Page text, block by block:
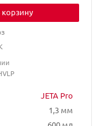
JETA Pro
1,3 мм
корзину